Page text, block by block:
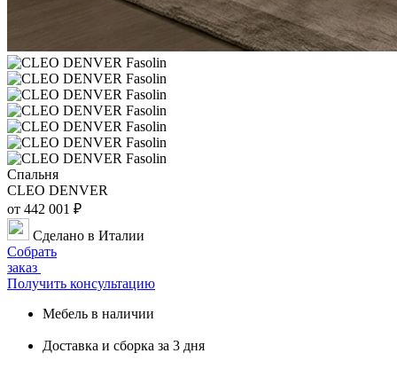
Спальня
CLEO DENVER
от 442 001 ₽
Сделано в Италии
Собрать
заказ
Получить консультацию
Мебель в наличии
Доставка и сборка за 3 дня